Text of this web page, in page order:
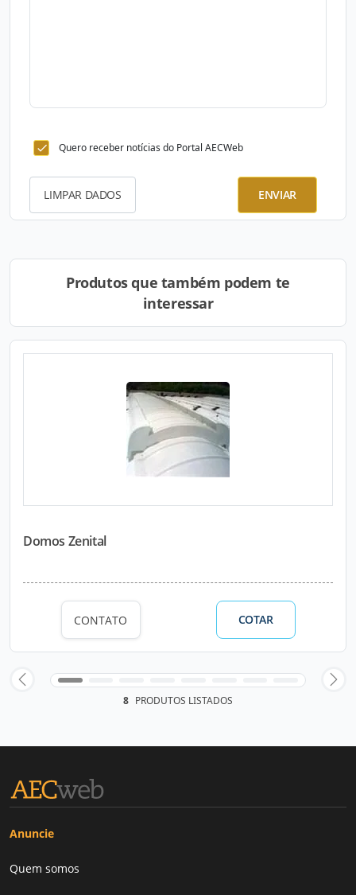
Quero receber notícias do Portal AECWeb
LIMPAR DADOS ENVIAR
Produtos que também podem te
interessar
Domos Zenital
CONTATO COTAR
8 PRODUTOS LISTADOS
Anuncie
Quem somos